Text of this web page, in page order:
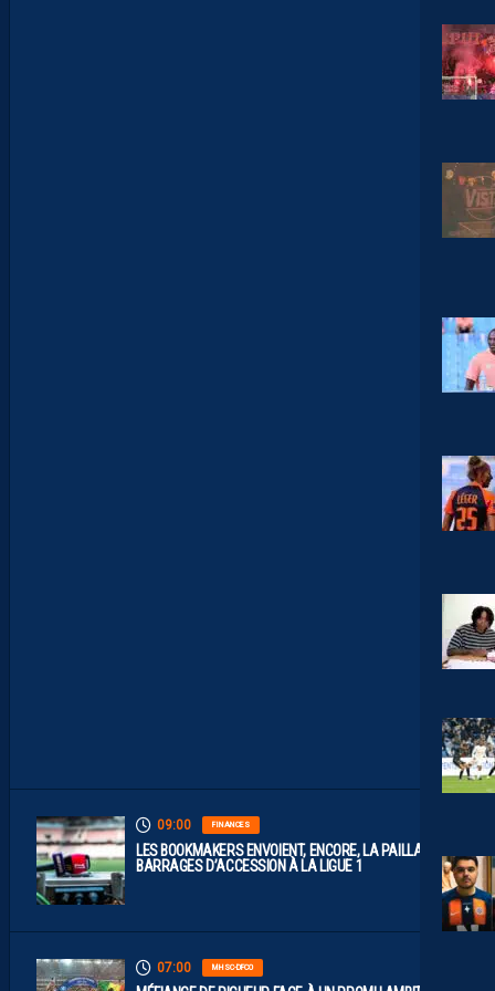
É
D
A
V
I
D
Z
M
N
D
E
T
E
R
O
O
E
S
R
E
P
S
N
T
D
O
S
.
09:00 FINANCES
LES BOOKMAKERS ENVOIENT, ENCORE, LA PAILLADE EN
BARRAGES D’ACCESSION À LA LIGUE 1
07:00 MHSC-DFCO